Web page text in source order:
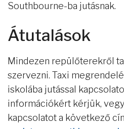
Southbourne-ba jutásnak.
Átutalások
Mindezen repülőterekről
szervezni. Taxi
iskolába jutással
információkért kérjük,
kapcsolatot a következő